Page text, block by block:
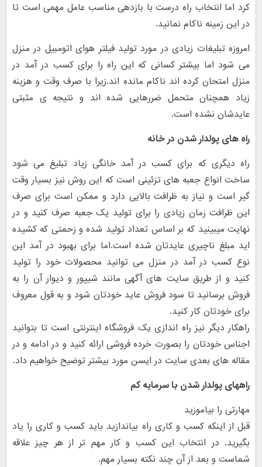
کرد اما انتخاب راه درست با بازدهی مناسب عامل مهمی است تا
در این زمینه ناکام نمانید.
امروزه تبلیغات زیادی در مورد تولید فیلتر هوای اتومبیل در منزل
می شود اما بیشتر کسانی که این راه را برای کسب در آمد در
منزل امتحان کرده اند ناکام مانده اند.زیرا با صرف وقت و هزینه
زیاد همچنان متحمل ضررهایی شده اند و نتیجه ی مثبتی
عایدشان نشده است.
راه های پولدار شدن در خانه
راه دیگری که برای کسب در آمد خانگی زیاد تبلیغ می شود
ساخت انواع جعبه های تزئینی است که این روش نیز بسیار وقت
گیر است و نیاز به ظرافت بالایی دارد و ممکن است برای صرف
این ظرافت زمان زیادی را برای تولید یک جعبه صرف کنید و در
نهایت میبینید که بر اساس تعداد تولید شده و زحمتی که کشیده
اید مبلغ ناچیری عایدتان شده است.اما برای بهبود در آمد این
نوع کسب در آمد در منزل می توانید محصولات خود را تولید
کنید و از طریق سایت های آگهی مانند شیپور و دیوار آن را به
فروش برسانید تا سود فروش عاید خودتان شود و به قول معروف
برای خودتان کار کنید.
راهکار دیگر نیز راه اندازی یک فروشگاه اینترنتی است تا بتوانید
اجناس خودتان را بصورت خرده فروشی ارائه کنید و در ادامه و در
مقاله های بعدی سایت در ایسن مورد بیشتر توضیح خواهیم داد.
راههای پولدار شدن با سرمایه کم
مهارتی را بیاموزید
قبل از اینکه کسب و کاری راه بیاندازید باید کسب و کاری را یاد
بگیرید. در انتخاب این کسب و کار مهم تر از هر چیز علاقه
شماست و بعد از آن چند نکته بسیار مهم.